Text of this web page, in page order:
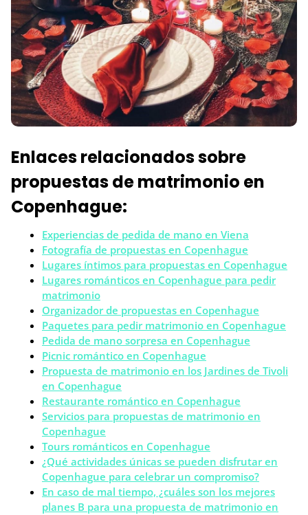
Enlaces relacionados sobre
propuestas de matrimonio en
Copenhague:
Experiencias de pedida de mano en Viena
Fotografía de propuestas en Copenhague
Lugares íntimos para propuestas en Copenhague
Lugares románticos en Copenhague para pedir
matrimonio
Organizador de propuestas en Copenhague
Paquetes para pedir matrimonio en Copenhague
Pedida de mano sorpresa en Copenhague
Picnic romántico en Copenhague
Propuesta de matrimonio en los Jardines de Tivoli
en Copenhague
Restaurante romántico en Copenhague
Servicios para propuestas de matrimonio en
Copenhague
Tours románticos en Copenhague
¿Qué actividades únicas se pueden disfrutar en
Copenhague para celebrar un compromiso?
En caso de mal tiempo, ¿cuáles son los mejores
planes B para una propuesta de matrimonio en